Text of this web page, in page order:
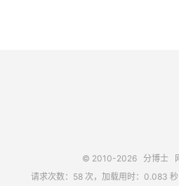
© 2010-2026 分博士
请求次数：58 次，加载用时：0.083